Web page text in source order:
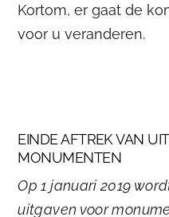
Kortom, er gaat de
voor u veranderen.
EINDE AFTREK VAN
MONUMENTEN
Op 1 januari 2019
uitgaven voor